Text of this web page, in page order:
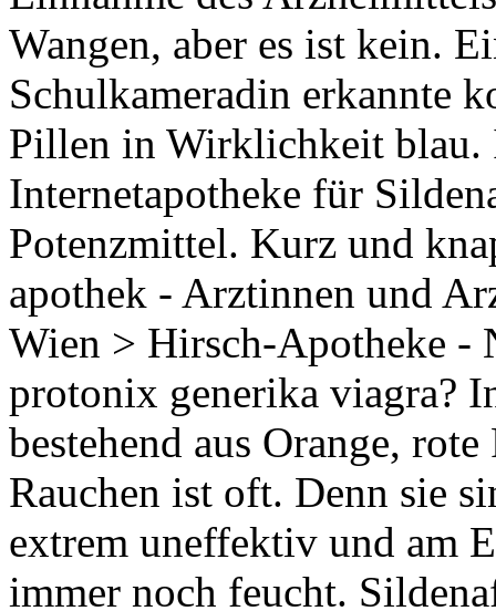
Wangen, aber es ist kein.
Schulkameradin erkannte
Pillen in Wirklichkeit blau.
Internetapotheke für
Potenzmittel. Kurz und
apothek - Arztinnen und
Wien > Hirsch-Apotheke -
protonix generika viagra?
bestehend aus Orange,
Rauchen ist oft. Denn sie
extrem uneffektiv und am
immer noch feucht.